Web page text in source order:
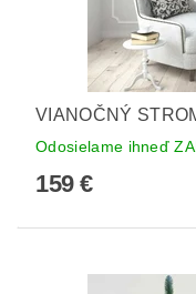
VIANOČNÝ
Odosielame ihneď
159 €